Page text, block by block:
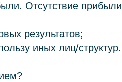
Отсутствие
результатов;
иных лиц/структур.